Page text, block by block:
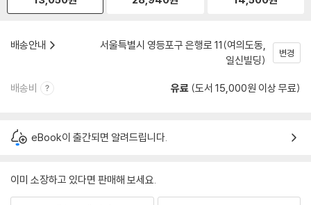
배송안내
서울특별시 영등포구 은행로 11(여의도동,
일신빌딩)
변경
배송비 유료 (도서 15,000원 이상 무료)
eBook이 출간되면 알려드립니다.
이미 소장하고 있다면 판매해 보세요.